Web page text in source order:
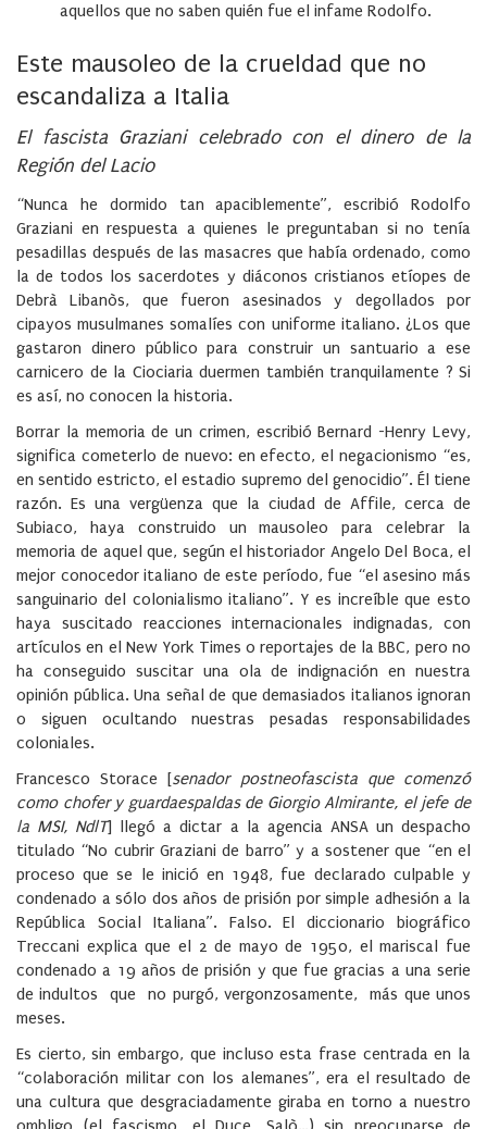
aquellos que no saben quién fue el infame Rodolfo.
Este mausoleo de la crueldad que no
escandaliza a Italia
El fascista Graziani celebrado con el dinero de la
Región del Lacio
“Nunca he dormido tan apaciblemente”, escribió Rodolfo
Graziani en respuesta a quienes le preguntaban si no tenía
pesadillas después de las masacres que había ordenado, como
la de todos los sacerdotes y diáconos cristianos etíopes de
Debrà Libanòs, que fueron asesinados y degollados por
cipayos musulmanes somalíes con uniforme italiano. ¿Los que
gastaron dinero público para construir un santuario a ese
carnicero de la Ciociaria duermen también tranquilamente ? Si
es así, no conocen la historia.
Borrar la memoria de un crimen, escribió Bernard -Henry Levy,
significa cometerlo de nuevo: en efecto, el negacionismo “es,
en sentido estricto, el estadio supremo del genocidio”. Él tiene
razón. Es una vergüenza que la ciudad de Affile, cerca de
Subiaco, haya construido un mausoleo para celebrar la
memoria de aquel que, según el historiador Angelo Del Boca, el
mejor conocedor italiano de este período, fue “el asesino más
sanguinario del colonialismo italiano”. Y es increíble que esto
haya suscitado reacciones internacionales indignadas, con
artículos en el New York Times o reportajes de la BBC, pero no
ha conseguido suscitar una ola de indignación en nuestra
opinión pública. Una señal de que demasiados italianos ignoran
o siguen ocultando nuestras pesadas responsabilidades
coloniales.
Francesco Storace [senador postneofascista que comenzó
como chofer y guardaespaldas de Giorgio Almirante, el jefe de
la MSI, NdlT] llegó a dictar a la agencia ANSA un despacho
titulado “No cubrir Graziani de barro” y a sostener que “en el
proceso que se le inició en 1948, fue declarado culpable y
condenado a sólo dos años de prisión por simple adhesión a la
República Social Italiana”. Falso. El diccionario biográfico
Treccani explica que el 2 de mayo de 1950, el mariscal fue
condenado a 19 años de prisión y que fue gracias a una serie
de indultos que no purgó, vergonzosamente, más que unos
meses.
Es cierto, sin embargo, que incluso esta frase centrada en la
“colaboración militar con los alemanes”, era el resultado de
una cultura que desgraciadamente giraba en torno a nuestro